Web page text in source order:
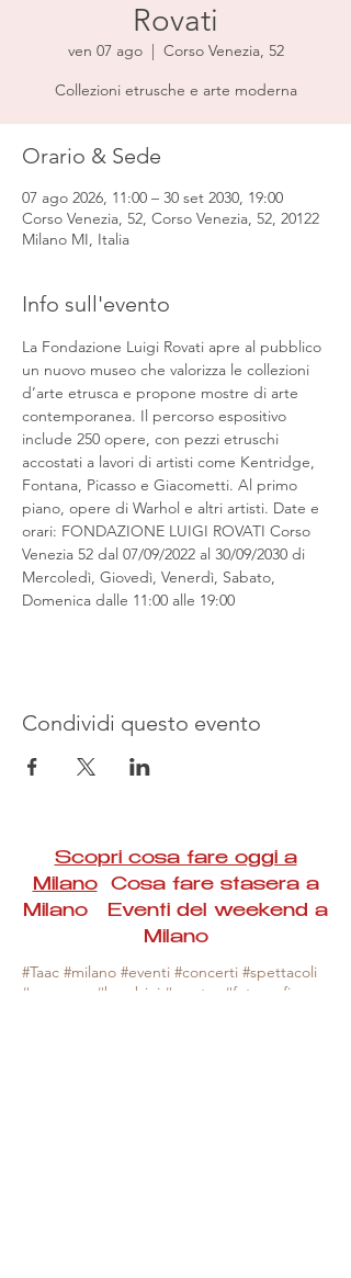
Rovati
ven 07 ago
  |
Corso Venezia, 52
Collezioni etrusche e arte moderna
Orario & Sede
07 ago 2026, 11:00 – 30 set 2030, 19:00
Corso Venezia, 52, Corso Venezia, 52, 20122
Milano MI, Italia
Info sull'evento
La Fondazione Luigi Rovati apre al pubblico
un nuovo museo che valorizza le collezioni
d’arte etrusca e propone mostre di arte
contemporanea. Il percorso espositivo
include 250 opere, con pezzi etruschi
accostati a lavori di artisti come Kentridge,
Fontana, Picasso e Giacometti. Al primo
piano, opere di Warhol e altri artisti. Date e
orari: FONDAZIONE LUIGI ROVATI Corso
Venezia 52 dal 07/09/2022 al 30/09/2030 di
Mercoledì, Giovedì, Venerdì, Sabato,
Domenica dalle 11:00 alle 19:00
Condividi questo evento
Scopri cosa fare oggi a
MilanoCosa fare stasera a
Milano Eventi del weekend a
Milano
#Taac #milano #eventi #concerti #spettacoli
#rassegne #bambini #mostre #fotografia